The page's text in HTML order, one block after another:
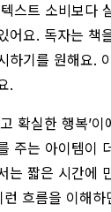
스트 소비보다
어요. 독자는 책
하기를 원해요.
.
확실한 행복’
주는 아이템이
는 짧은 시간에
흐름을 이해